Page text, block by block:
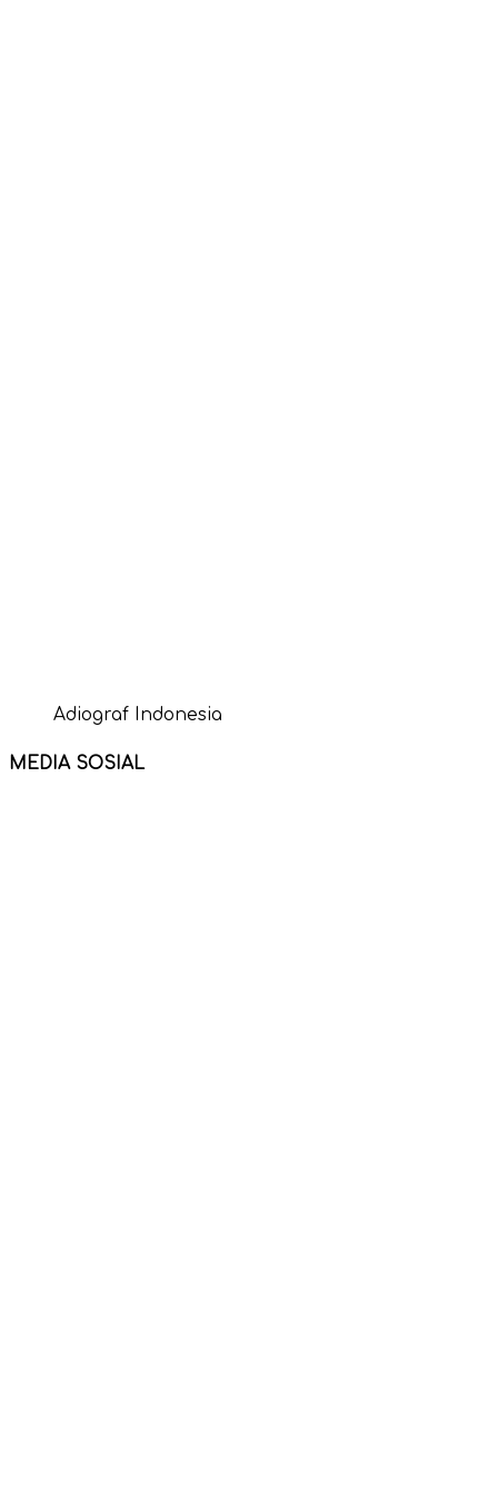
Adiograf Indonesia
MEDIA SOSIAL